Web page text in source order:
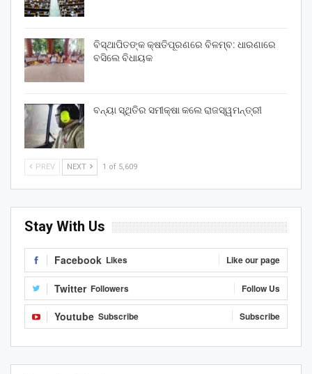
ବିସ୍ଥାପିତଙ୍କ କ୍ଷତିପୂରଣରେ ବିଳମ୍ବ: ଧାରଣାରେ
ବସିଲେ ବିଧାୟକ
ବନ୍ୟା ସ୍ଥିତିର ସମୀକ୍ଷା କଲେ ରାଜସ୍ୱମନ୍ତ୍ରୀ
PREV NEXT 1 of 5,609
Stay With Us
Facebook Likes Like our page
Twitter Followers Follow Us
Youtube Subscribe Subscribe